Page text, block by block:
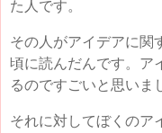
た人です。
その人がアイデアに関
頃に読んだんです。ア
るのですごいと思いま
それに対してぼくのア